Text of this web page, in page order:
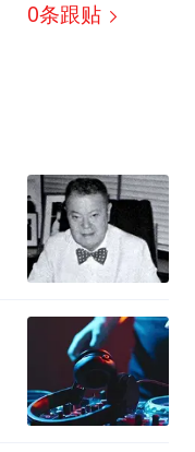
0条跟贴